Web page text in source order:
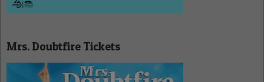
Mrs. Doubtfire Tickets